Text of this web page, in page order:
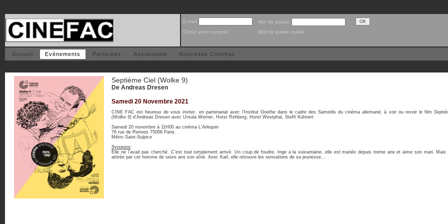
E-mail
Mot de passe
Créez votre compte
Mot de passe oublié
Accueil Evènements Participez Association Nouveaux Cinémas
Septième Ciel (Wolke 9)
De Andreas Dresen
Samedi 20 Novembre 2021
CINE FAC est heureux de vous inviter, en partenariat avec l’Institut Goethe dans le cadre des Samedis du cinéma allemand, à voir ou revoir le film
(Wolke 9) d’Andreas Dresen avec Ursula Werner, Horst Rehberg, Horst Westphal, Steffi Kühnert
Samedi 20 novembre à 11H00 au cinéma L’Arlequin
76 rue de Rennes 75006 Paris.
Métro Saint-Sulpice
Synopsis:
Elle ne l’avait pas cherché. C’est tout simplement arrivé. Un coup de foudre. Inge a la soixantaine, elle est mariée depuis trente ans et aime son mari. Mais
attirée par cet homme de seize ans son aîné. Avec Karl, elle retrouve les sensations de sa jeunesse...